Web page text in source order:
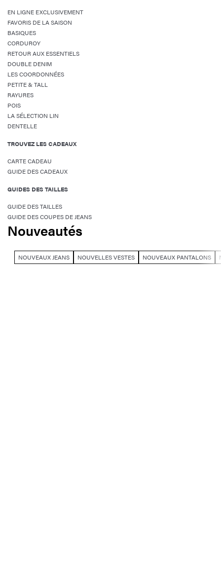
EN LIGNE EXCLUSIVEMENT
FAVORIS DE LA SAISON
BASIQUES
CORDUROY
RETOUR AUX ESSENTIELS
DOUBLE DENIM
LES COORDONNÉES
PETITE & TALL
RAYURES
POIS
LA SÉLECTION LIN
DENTELLE
TROUVEZ LES CADEAUX
CARTE CADEAU
GUIDE DES CADEAUX
GUIDES DES TAILLES
GUIDE DES TAILLES
GUIDE DES COUPES DE JEANS
Nouveautés
NOUVEAUX JEANS NOUVELLES VESTES NOUVEAUX PANTALONS